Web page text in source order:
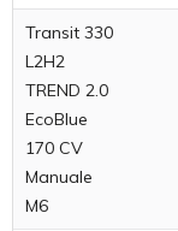
Transit 330
L2H2
TREND 2.0
EcoBlue
170 CV
Manuale
M6